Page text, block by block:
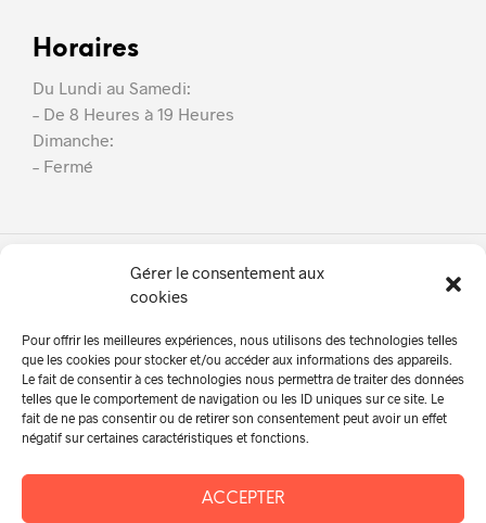
Gérer le consentement aux
cookies
Pour offrir les meilleures expériences, nous utilisons des technologies telles
que les cookies pour stocker et/ou accéder aux informations des appareils.
Le fait de consentir à ces technologies nous permettra de traiter des données
telles que le comportement de navigation ou les ID uniques sur ce site. Le
fait de ne pas consentir ou de retirer son consentement peut avoir un effet
négatif sur certaines caractéristiques et fonctions.
ACCEPTER
Horaires
Du Lundi au Samedi:
– De 8 Heures à 19 Heures
Dimanche:
– Fermé
SB Couverture
Nos Services
En Photos!
Nos Actualités
06 89 78 77 72